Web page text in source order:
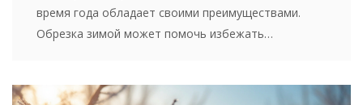
время года обладает своими преимуществами.
Обрезка зимой может помочь избежать
в январе и как правильно это делать, чтобы ваш